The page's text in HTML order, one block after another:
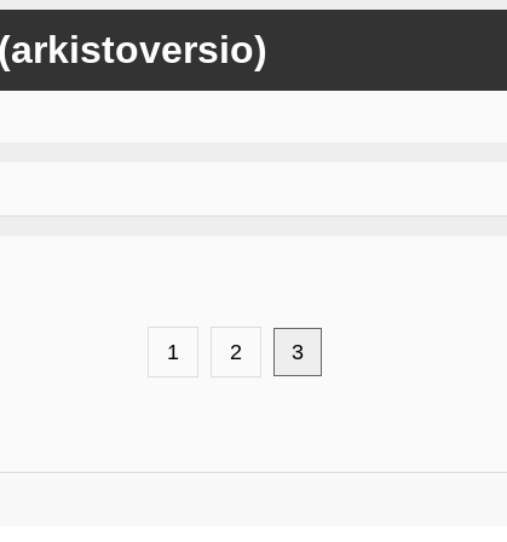
1 2 3